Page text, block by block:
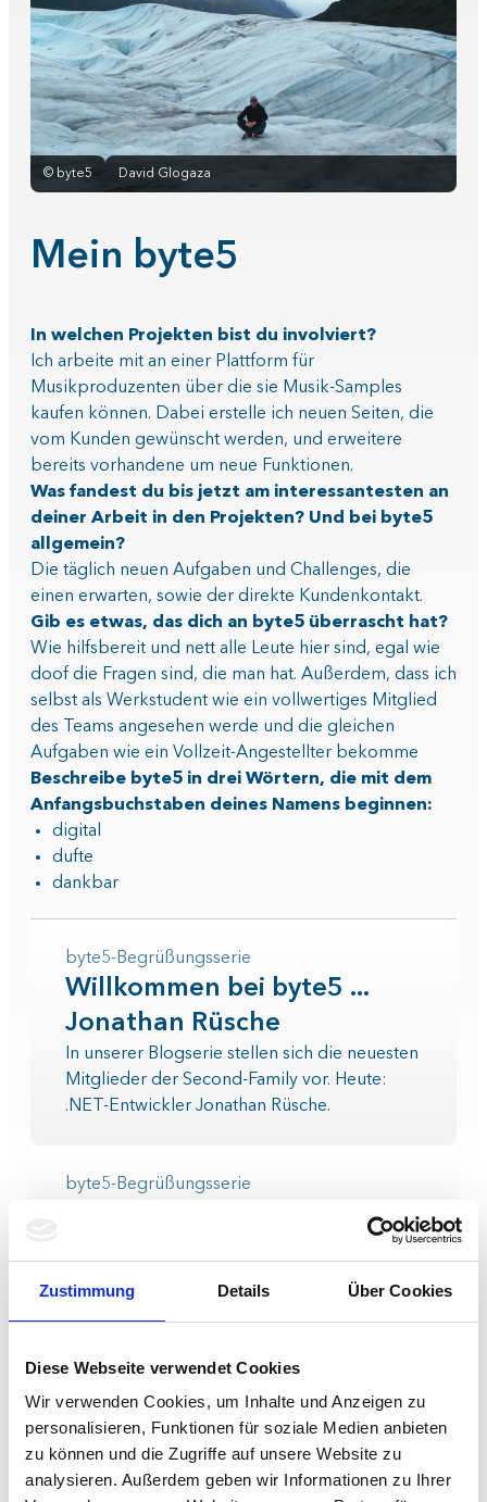
Zustimmung Details Über Cookies
Diese Webseite verwendet Cookies
Wir verwenden Cookies, um Inhalte und Anzeigen zu
personalisieren, Funktionen für soziale Medien anbieten
zu können und die Zugriffe auf unsere Website zu
analysieren. Außerdem geben wir Informationen zu Ihrer
© byte5 David Glogaza
Mein byte5
In welchen Projekten bist du involviert?
Ich arbeite mit an einer Plattform für
Musikproduzenten über die sie Musik-Samples
kaufen können. Dabei erstelle ich neuen Seiten, die
vom Kunden gewünscht werden, und erweitere
bereits vorhandene um neue Funktionen.
Was fandest du bis jetzt am interessantesten an
deiner Arbeit in den Projekten? Und bei byte5
allgemein?
Die täglich neuen Aufgaben und Challenges, die
einen erwarten, sowie der direkte Kundenkontakt.
Gib es etwas, das dich an byte5 überrascht hat?
Wie hilfsbereit und nett alle Leute hier sind, egal wie
doof die Fragen sind, die man hat. Außerdem, dass ich
selbst als Werkstudent wie ein vollwertiges Mitglied
des Teams angesehen werde und die gleichen
Aufgaben wie ein Vollzeit-Angestellter bekomme
Beschreibe byte5 in drei Wörtern, die mit dem
Anfangsbuchstaben deines Namens beginnen:
digital
dufte
dankbar
byte5-Begrüßungsserie
Willkommen bei byte5 ...
Jonathan Rüsche
In unserer Blogserie stellen sich die neuesten
Mitglieder der Second-Family vor. Heute:
.NET-Entwickler Jonathan Rüsche.
byte5-Begrüßungsserie
Willkommen bei byte5 ...
In unserer Blogserie stellen sich die neuesten
Aktuelle Blogposts
20.07.2026
Faire Bewertungen im großen Stil